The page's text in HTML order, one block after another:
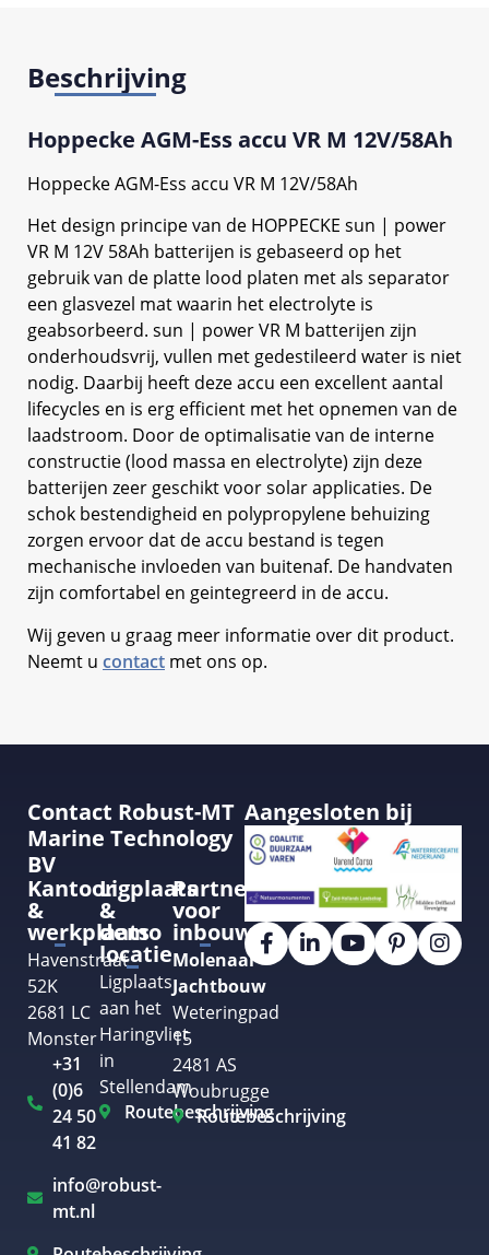
Beschrijving
Hoppecke AGM-Ess accu VR M 12V/58Ah
Hoppecke AGM-Ess accu VR M 12V/58Ah
Het design principe van de HOPPECKE sun | power
VR M 12V 58Ah batterijen is gebaseerd op het
gebruik van de platte lood platen met als separator
een glasvezel mat waarin het electrolyte is
geabsorbeerd. sun | power VR M batterijen zijn
onderhoudsvrij, vullen met gedestileerd water is niet
nodig. Daarbij heeft deze accu een excellent aantal
lifecycles en is erg efficient met het opnemen van de
laadstroom. Door de optimalisatie van de interne
constructie (lood massa en electrolyte) zijn deze
batterijen zeer geschikt voor solar applicaties. De
schok bestendigheid en polypropylene behuizing
zorgen ervoor dat de accu bestand is tegen
mechanische invloeden van buitenaf. De handvaten
zijn comfortabel en geintegreerd in de accu.
Wij geven u graag meer informatie over dit product.
Neemt u contact met ons op.
Contact Robust-MT
Marine Technology
BV
Kantoor
&
werkplaats
Havenstraat
52K
2681 LC
Monster
+31
(0)6
24 50
41 82
info@robust-
mt.nl
Ligplaats
&
demo
locatie
Ligplaats
aan het
Haringvliet
in
Stellendam
Routebeschrijving
Partner
voor
inbouw
Molenaar
Jachtbouw
Weteringpad
15
2481 AS
Woubrugge
Routebeschrijving
Aangesloten bij